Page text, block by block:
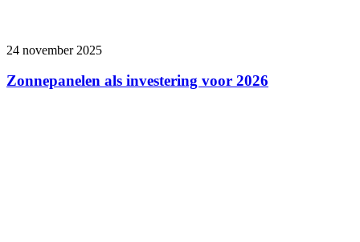
24 november 2025
Zonnepanelen als investering voor 2026